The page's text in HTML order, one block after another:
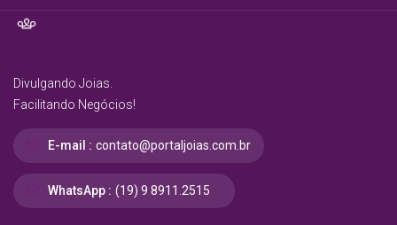
Divulgando Joias.
Facilitando Negócios!
E-mail : contato@portaljoias.com.br
WhatsApp : (19) 9 8911.2515